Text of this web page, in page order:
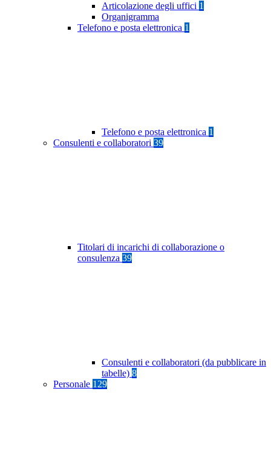
Articolazione degli uffici 1
Organigramma
Telefono e posta elettronica 1
Telefono e posta elettronica 1
Consulenti e collaboratori 39
Titolari di incarichi di collaborazione o
consulenza 39
Consulenti e collaboratori (da pubblicare in
tabelle) 8
Personale 129